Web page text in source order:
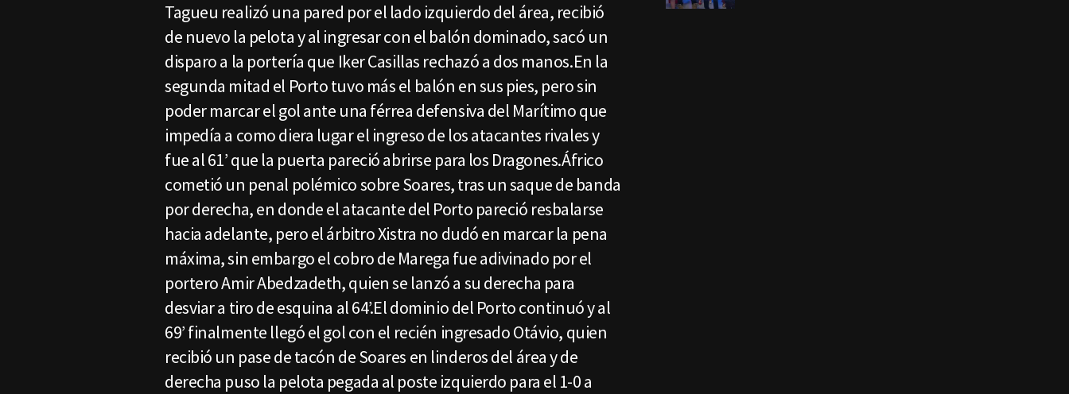
Tagueu realizó una pared por el lado izquierdo del área, recibió
de nuevo la pelota y al ingresar con el balón dominado, sacó un
disparo a la portería que Iker Casillas rechazó a dos manos.En la
segunda mitad el Porto tuvo más el balón en sus pies, pero sin
poder marcar el gol ante una férrea defensiva del Marítimo que
impedía a como diera lugar el ingreso de los atacantes rivales y
fue al 61’ que la puerta pareció abrirse para los Dragones.Áfrico
cometió un penal polémico sobre Soares, tras un saque de banda
por derecha, en donde el atacante del Porto pareció resbalarse
hacia adelante, pero el árbitro Xistra no dudó en marcar la pena
máxima, sin embargo el cobro de Marega fue adivinado por el
portero Amir Abedzadeth, quien se lanzó a su derecha para
desviar a tiro de esquina al 64’.El dominio del Porto continuó y al
69’ finalmente llegó el gol con el recién ingresado Otávio, quien
recibió un pase de tacón de Soares en linderos del área y de
derecha puso la pelota pegada al poste izquierdo para el 1-0 a